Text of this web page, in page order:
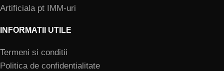
Artificiala pt IMM-uri
INFORMATII UTILE
Termeni si conditii
Politica de confidentialitate